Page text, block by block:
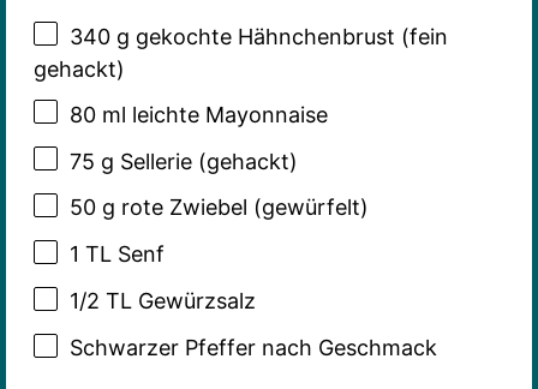
340 g gekochte Hähnchenbrust (fein
gehackt)
80ml leichte Mayonnaise
75 g Sellerie (gehackt)
50 g rote Zwiebel (gewürfelt)
1 TL Senf
1/2 TL Gewürzsalz
Schwarzer Pfeffer nach Geschmack